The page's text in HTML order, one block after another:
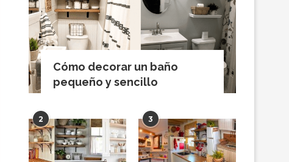
Cómo decorar un baño
pequeño y sencillo
2 3